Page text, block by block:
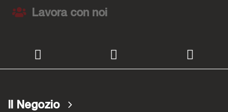
Lavora con noi
Il Negozio